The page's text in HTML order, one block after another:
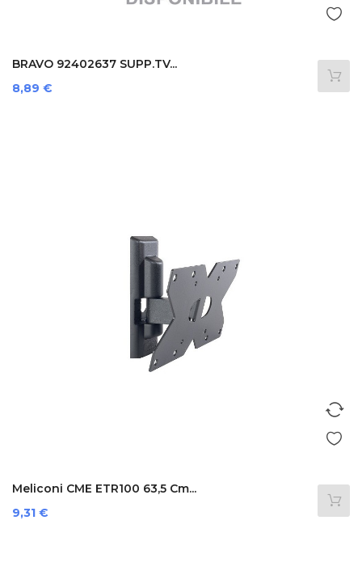
BRAVO 92402637 SUPP.TV...
Prezzo
8,89 €
Meliconi CME ETR100 63,5 Cm...
Prezzo
9,31 €